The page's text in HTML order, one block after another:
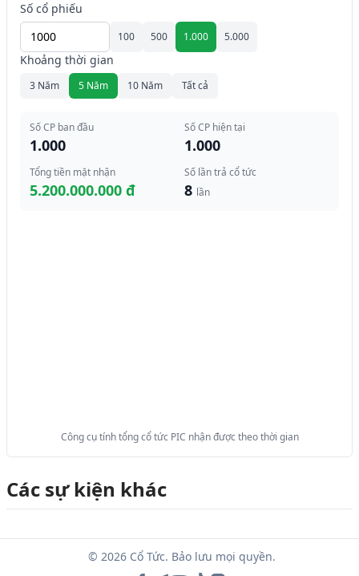
Số cổ phiếu
100 500 1.000 5.000
Khoảng thời gian
3 Năm 5 Năm 10 Năm Tất cả
Số CP ban đầu
1.000
Số CP hiện tại
1.000
Tổng tiền mặt nhận
5.200.000.000 đ
Số lần trả cổ tức
8 lần
Công cụ tính tổng cổ tức PIC nhận được theo thời gian
Các sự kiện khác
© 2026 Cổ Tức. Bảo lưu mọi quyền.